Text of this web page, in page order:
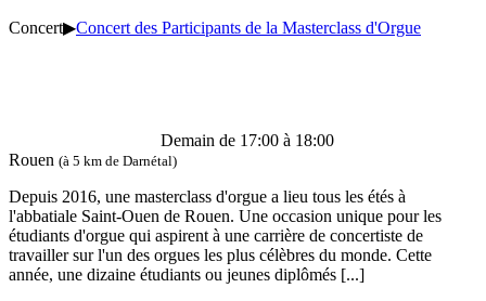
Concert▶Concert des Participants de la Masterclass d'Orgue
Demain de 17:00 à 18:00
Rouen (à 5 km de Darnétal)
Depuis 2016, une masterclass d'orgue a lieu tous les étés à
l'abbatiale Saint-Ouen de Rouen. Une occasion unique pour les
étudiants d'orgue qui aspirent à une carrière de concertiste de
travailler sur l'un des orgues les plus célèbres du monde. Cette
année, une dizaine étudiants ou jeunes diplômés [...]